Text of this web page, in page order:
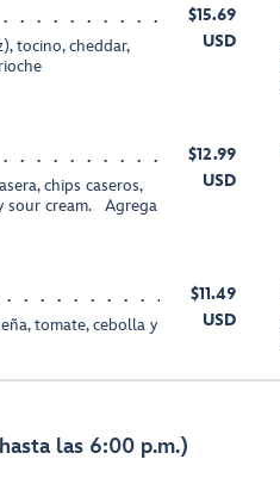
tocino, cheddar,
$15.69
USD
chips caseros,
sour cream. Agrega
$12.99
USD
tomate, cebolla y
$11.49
USD
las 6:00 p.m.)